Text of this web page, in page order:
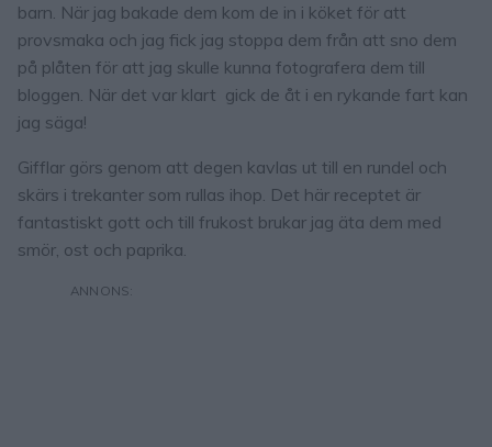
barn. När jag bakade dem kom de in i köket för att
provsmaka och jag fick jag stoppa dem från att sno dem
på plåten för att jag skulle kunna fotografera dem till
bloggen. När det var klart gick de åt i en rykande fart kan
jag säga!
Gifflar görs genom att degen kavlas ut till en rundel och
skärs i trekanter som rullas ihop. Det här receptet är
fantastiskt gott och till frukost brukar jag äta dem med
smör, ost och paprika.